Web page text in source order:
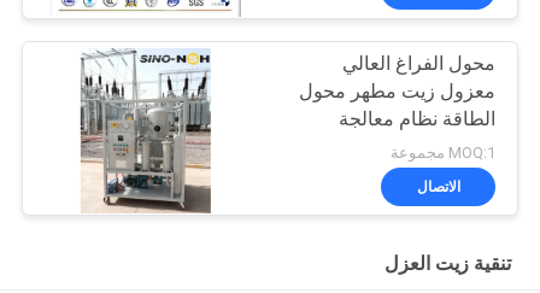
محول الفراغ العالي
معزول زيت مطهر محول
الطاقة نظام معالجة
الصيانة
MOQ:1 مجموعة
الاتصال
تنقية زيت العزل